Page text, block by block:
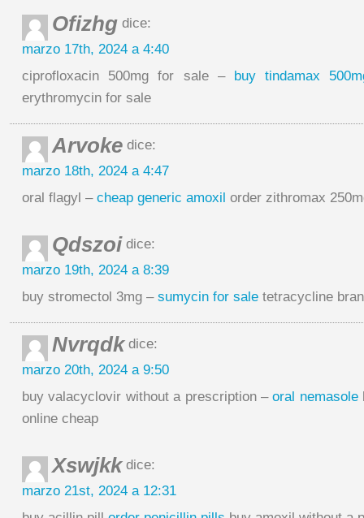
Ofizhg dice:
marzo 17th, 2024 a 4:40
ciprofloxacin 500mg for sale – buy tindamax
erythromycin for sale
Arvoke dice:
marzo 18th, 2024 a 4:47
oral flagyl – cheap generic amoxil order zithromax
Qdszoi dice:
marzo 19th, 2024 a 8:39
buy stromectol 3mg – sumycin for sale tetracycline
Nvrqdkdice:
marzo 20th, 2024 a 9:50
buy valacyclovir without a prescription –oral nemasole
online cheap
Xswjkkdice:
marzo 21st, 2024 a 12:31